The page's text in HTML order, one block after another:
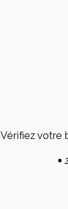
Vérifiez votre
●